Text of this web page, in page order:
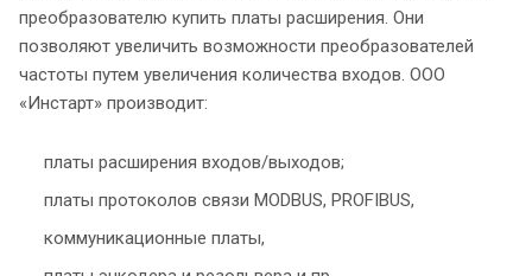
преобразователю купить платы расширения. Они
позволяют увеличить возможности преобразователей
частоты путем увеличения количества входов. ООО
«Инстарт» производит:
платы расширения входов/выходов;
платы протоколов связи MODBUS, PROFIBUS,
коммуникационные платы,